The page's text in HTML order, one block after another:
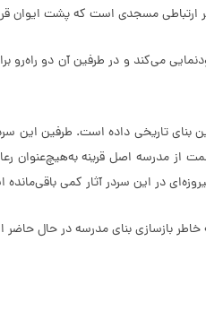
ارتباطی مسجدی است که پشت
می‌کند و در طرفین آن دو راه‌رو
تاریخی داده است. طرفین این
مدرسه اصل قرینه به‌هیچ‌عنوان
در این سردر آثار کمی
خاطر بازسازی بنای مدرسه در حال